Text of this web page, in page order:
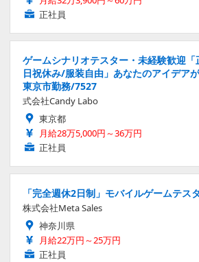
正社員
ゲームシナリオテスター・未経験歓迎
日祝休み/服装自由」あなたのアイデア
東京市勤務/7527
式会社Candy Labo
東京都
月給28万5,000円～36万円
正社員
「完全週休2日制」モバイルゲームテス
株式会社Meta Sales
神奈川県
月給22万円～25万円
正社員